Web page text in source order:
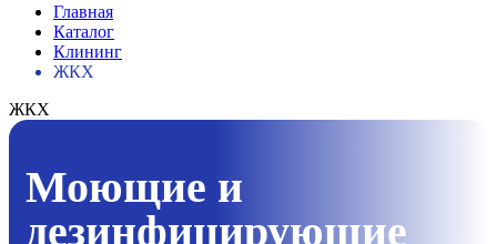
Главная
Каталог
Клининг
ЖКХ
ЖКХ
Моющие и
дезинфицирующие